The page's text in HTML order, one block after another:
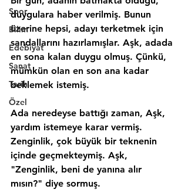
Spor
Bilim
Edebiyat
Sanat
Tarih
Özel
duygulara haber verilmiş. Bunun
üzerine hepsi, adayı terketmek için
sandallarını hazırlamışlar. Aşk, adada
en sona kalan duygu olmuş. Çünkü,
mümkün olan en son ana kadar
beklemek istemiş.
Ada neredeyse battığı zaman, Aşk,
yardım istemeye karar vermiş.
Zenginlik, çok büyük bir teknenin
içinde geçmekteymiş. Aşk,
"Zenginlik, beni de yanına alır
mısın?" diye sormuş.